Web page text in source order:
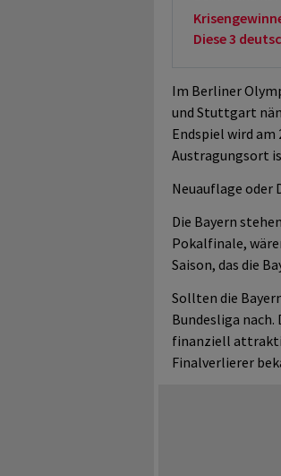
Diese 3
Im Berliner
und Stuttgart
Endspiel wird
Austragungsort
Neuauflage oder
Die Bayern
Pokalfinale,
Saison, das die
Sollten die
Bundesliga nach.
finanziell
Finalverlierer